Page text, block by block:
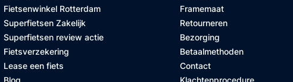
Fietsenwinkel Rotterdam
Superfietsen Zakelijk
Superfietsen review actie
Fietsverzekering
Lease een fiets
Blog
Framemaat
Retourneren
Bezorging
Betaalmethoden
Contact
Klachtenprocedure